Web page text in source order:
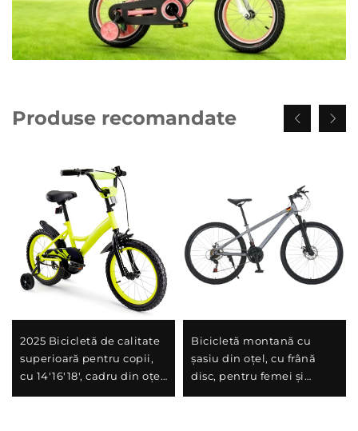
Produse recomandate
2025 Bicicletă de calitate
superioară pentru copii,
cu 14'16'18', cadru din oțel,
Bicicletă montană cu
șasiu din oțel, cu frână
disc, pentru femei și